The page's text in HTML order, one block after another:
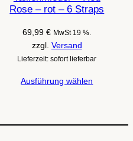
Rose – rot – 6 Straps
69,99€ MwSt 19 %.
zzgl. Versand
Lieferzeit: sofort lieferbar
Ausführung wählen